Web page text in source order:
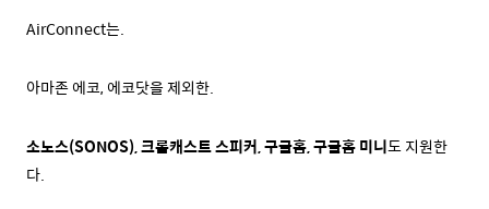
AirConnect는.
아마존 에코, 에코닷을 제외한.
소노스(SONOS), 크롬캐스트 스피커, 구글홈, 구글홈 미니도 지원한
다.